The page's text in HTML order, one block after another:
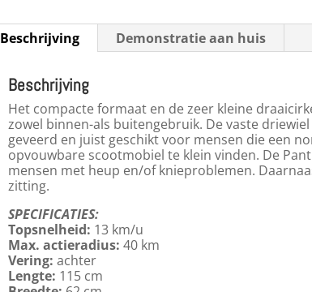
Beschrijving Demonstratie aan huis
Beschrijving
Het compacte formaat en de zeer kleine
zowel binnen-als buitengebruik. De vaste
geveerd en juist geschikt voor mensen die een
opvouwbare scootmobiel te klein vinden. De
mensen met heup en/of knieproblemen.
zitting.
SPECIFICATIES:
Topsnelheid: 13 km/u
Max. actieradius: 40 km
Vering: achter
Lengte: 115 cm